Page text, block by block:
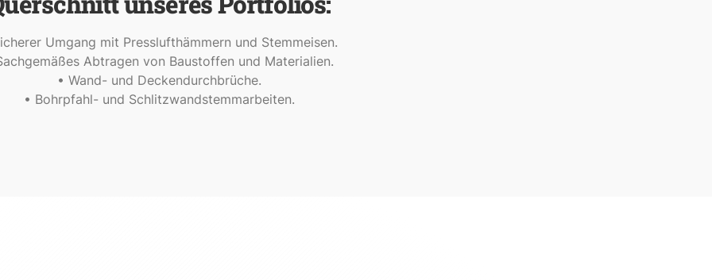
Umgang mit Presslufthämmern und Stemmeisen.
Abtragen von Baustoffen und Materialien.
• Wand- und Deckendurchbrüche.
• Bohrpfahl- und Schlitzwandstemmarbeiten.